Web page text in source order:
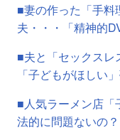
■妻の作った「手料
夫・・・「精神的
■夫と「セックスレ
「子どもがほしい
■人気ラーメン店「
法的に問題ないの？